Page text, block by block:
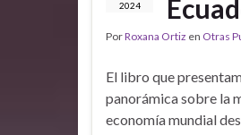
2024
PorRoxana Ortiz en Otras
El libro que
panorámica sobre la
economía mundial